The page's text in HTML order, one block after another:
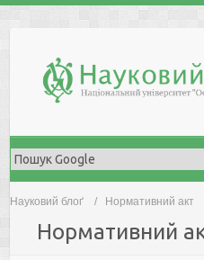
Науковий блоґ Нормативний акт
Нормативний